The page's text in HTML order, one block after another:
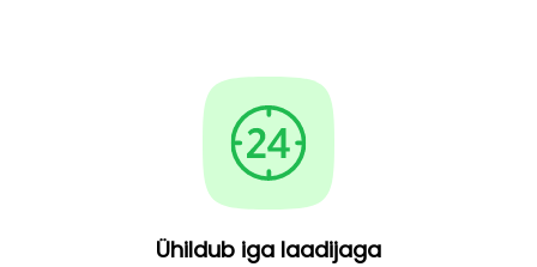
Ühildub iga laadijaga